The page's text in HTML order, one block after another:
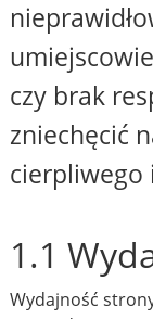
czy brak
zniechęcić
cierpliwego
1.1
Wydajność